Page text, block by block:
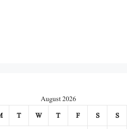
August 2026
T W T F S
S